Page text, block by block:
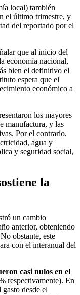
local) también
el último trimestre, y
del reportado por el
que al inicio del
economía nacional,
bien el definitivo el
espera que el
económico a
los mayores
manufactura, y las
Por el contrario,
agua y
y seguridad social,
la
un cambio
anterior, obteniendo
obstante, este
con el interanual del
casi nulos en el
respectivamente). En
desde el